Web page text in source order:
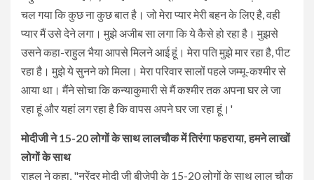
चल गया कि कुछ ना कुछ बात है। जो मेरा प्यार मेरी बहन के लिए है, वही
प्यार मैं उसे देने लगा। मुझे अजीब सा लगा कि ये कैसे हो रहा है। मुझसे
उसने कहा-राहुल भैया आपसे मिलने आई हूं। मेरा पति मुझे मार रहा है, पीट
रहा है। मुझे ये सुनने को मिला। मेरा परिवार सालों पहले जम्मू-कश्मीर से
आया था। मैंने सोचा कि कन्याकुमारी से मैं कश्मीर तक अपना घर ले जा
रहा हूं और यहां लग रहा है कि वापस अपने घर जा रहा हूं।'
मोदीजी ने 15-20 लोगों के साथ लालचौक में तिरंगा फहराया, हमने लाखों
लोगों के साथ
राहुल ने कहा, "नरेंद्र मोदी जी बीजेपी के 15-20 लोगों के साथ लाल चौक